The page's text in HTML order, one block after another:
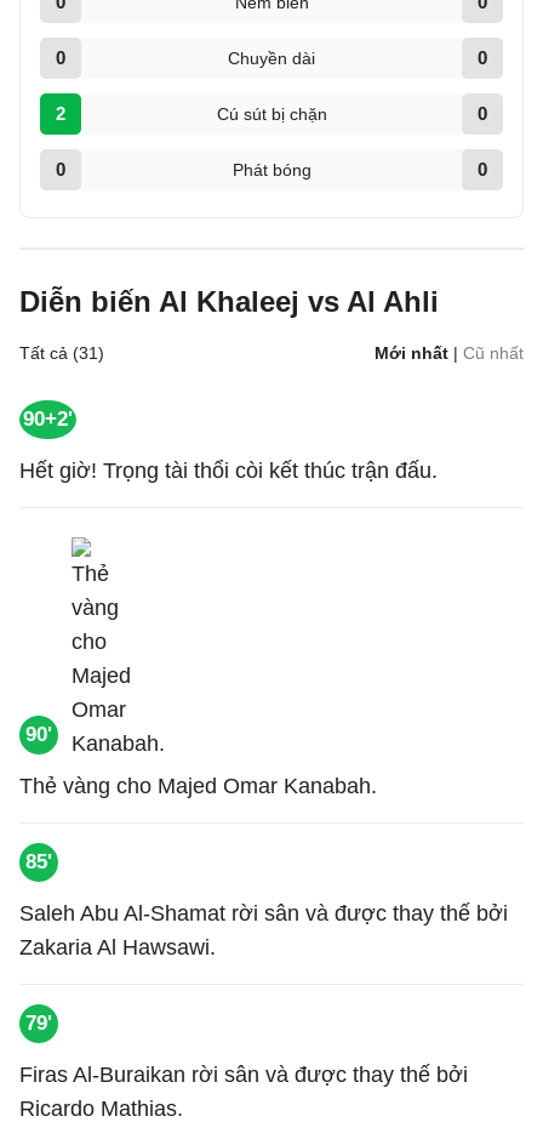
0 Chuyền dài 0
2 Cú sút bị chặn 0
0 Phát bóng 0
Diễn biến Al Khaleej vs Al Ahli
Tất cả (31) Mới nhất | Cũ nhất
90+2'
Hết giờ! Trọng tài thổi còi kết thúc trận đấu.
90'
Thẻ vàng cho Majed Omar Kanabah.
85'
Saleh Abu Al-Shamat rời sân và được thay thế bởi
Zakaria Al Hawsawi.
79'
Firas Al-Buraikan rời sân và được thay thế bởi
Ricardo Mathias.